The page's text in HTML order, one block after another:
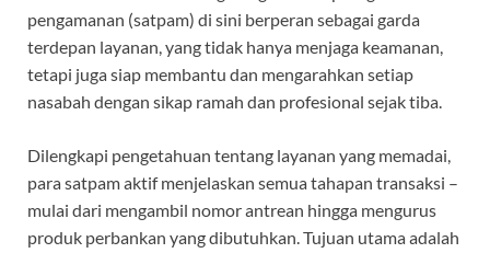
pengamanan (satpam) di sini berperan sebagai garda
terdepan layanan, yang tidak hanya menjaga keamanan,
tetapi juga siap membantu dan mengarahkan setiap
nasabah dengan sikap ramah dan profesional sejak tiba.
Dilengkapi pengetahuan tentang layanan yang memadai,
para satpam aktif menjelaskan semua tahapan transaksi –
mulai dari mengambil nomor antrean hingga mengurus
produk perbankan yang dibutuhkan. Tujuan utama adalah